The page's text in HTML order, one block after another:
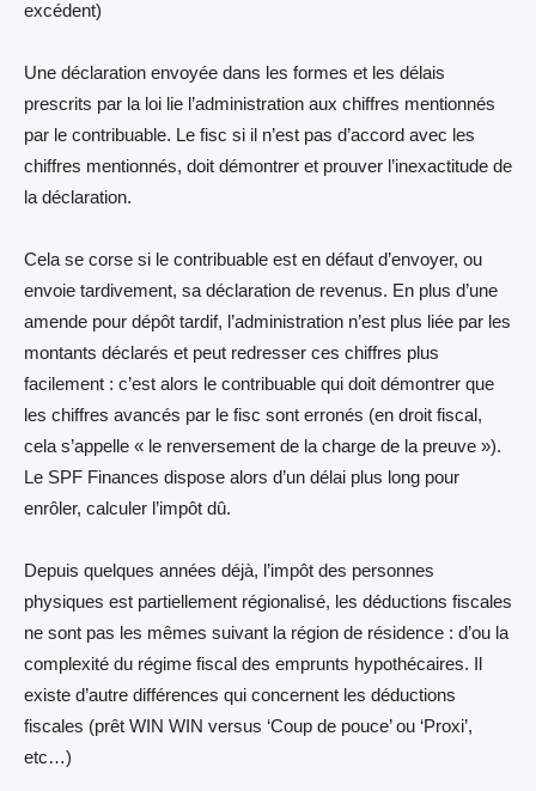
excédent)
Une déclaration envoyée dans les formes et les délais
prescrits par la loi lie l’administration aux chiffres mentionnés
par le contribuable. Le fisc si il n’est pas d’accord avec les
chiffres mentionnés, doit démontrer et prouver l’inexactitude de
la déclaration.
Cela se corse si le contribuable est en défaut d’envoyer, ou
envoie tardivement, sa déclaration de revenus. En plus d’une
amende pour dépôt tardif, l’administration n’est plus liée par les
montants déclarés et peut redresser ces chiffres plus
facilement : c’est alors le contribuable qui doit démontrer que
les chiffres avancés par le fisc sont erronés (en droit fiscal,
cela s’appelle « le renversement de la charge de la preuve »).
Le SPF Finances dispose alors d’un délai plus long pour
enrôler, calculer l’impôt dû.
Depuis quelques années déjà, l’impôt des personnes
physiques est partiellement régionalisé, les déductions fiscales
ne sont pas les mêmes suivant la région de résidence : d’ou la
complexité du régime fiscal des emprunts hypothécaires. Il
existe d’autre différences qui concernent les déductions
fiscales (prêt WIN WIN versus ‘Coup de pouce’ ou ‘Proxi’,
etc…)